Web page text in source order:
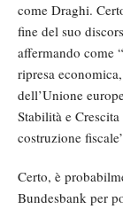
come Draghi.
fine del suo
affermando come
ripresa
dell’Unione
Stabilità e
costruzione
Certo, è
Bundesbank per